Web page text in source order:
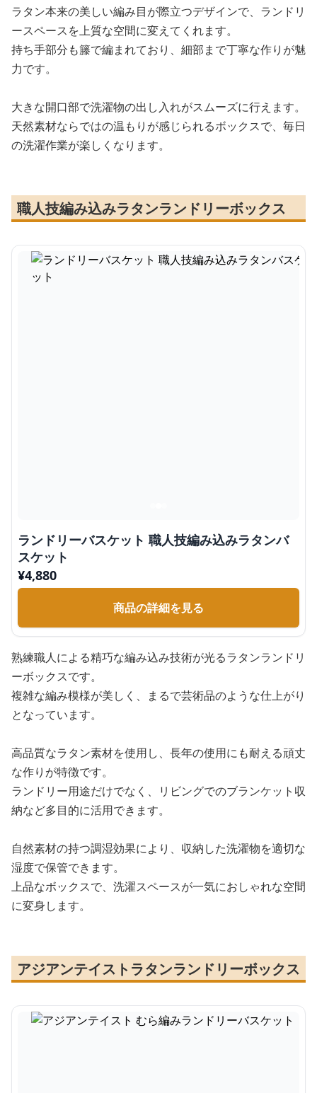
ラタン本来の美しい編み目が際立つデザインで、ランドリ
ースペースを上質な空間に変えてくれます。
持ち手部分も籐で編まれており、細部まで丁寧な作りが魅
力です。
大きな開口部で洗濯物の出し入れがスムーズに行えます。
天然素材ならではの温もりが感じられるボックスで、毎日
の洗濯作業が楽しくなります。
職人技編み込みラタンランドリーボックス
ランドリーバスケット 職人技編み込みラタンバ
スケット
¥4,880
商品の詳細を見る
熟練職人による精巧な編み込み技術が光るラタンランドリ
ーボックスです。
複雑な編み模様が美しく、まるで芸術品のような仕上がり
となっています。
高品質なラタン素材を使用し、長年の使用にも耐える頑丈
な作りが特徴です。
ランドリー用途だけでなく、リビングでのブランケット収
納など多目的に活用できます。
自然素材の持つ調湿効果により、収納した洗濯物を適切な
湿度で保管できます。
上品なボックスで、洗濯スペースが一気におしゃれな空間
に変身します。
アジアンテイストラタンランドリーボックス